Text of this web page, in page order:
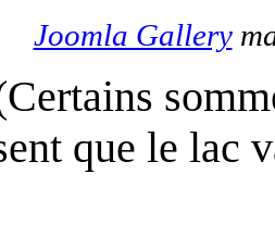
Joomla Gallery
que le lac